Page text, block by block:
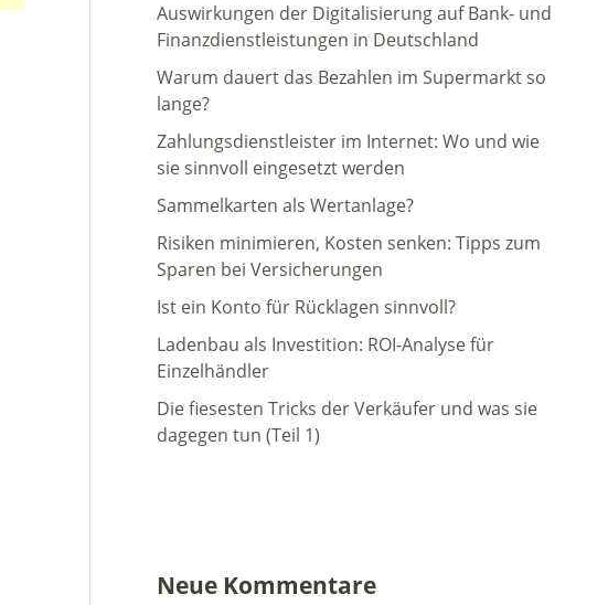
Auswirkungen der Digitalisierung auf Bank- und
Finanzdienstleistungen in Deutschland
Warum dauert das Bezahlen im Supermarkt so
lange?
Zahlungsdienstleister im Internet: Wo und wie
sie sinnvoll eingesetzt werden
Sammelkarten als Wertanlage?
Risiken minimieren, Kosten senken: Tipps zum
Sparen bei Versicherungen
Ist ein Konto für Rücklagen sinnvoll?
Ladenbau als Investition: ROI-Analyse für
Einzelhändler
Die fiesesten Tricks der Verkäufer und was sie
dagegen tun (Teil 1)
Neue Kommentare